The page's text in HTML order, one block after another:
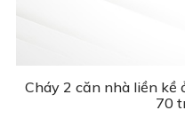
Cháy 2 căn nhà liền kề
70